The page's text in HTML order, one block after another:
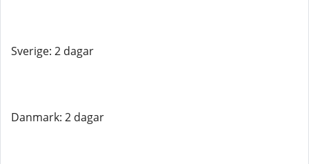
Sverige: 2 dagar
Danmark: 2 dagar